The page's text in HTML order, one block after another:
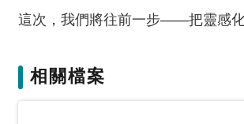
這次，我們將往前一步——把靈感化
相關檔案